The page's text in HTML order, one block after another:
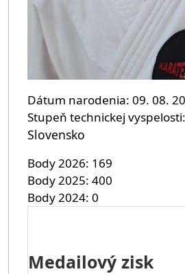
Dátum narodenia 09. 08.
Stupeň technickej vyspelosti
Slovensko
Body 2026 169
Body 2025 400
Body 2024 0
Medailový zisk